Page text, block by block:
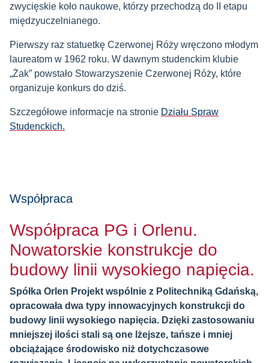
zwycięskie koło naukowe, którzy przechodzą do II etapu
międzyuczelnianego.
Pierwszy raz statuetkę Czerwonej Róży wręczono młodym
laureatom w 1962 roku. W dawnym studenckim klubie
„Żak” powstało Stowarzyszenie Czerwonej Róży, które
organizuje konkurs do dziś.
Szczegółowe informacje na stronie Działu Spraw
Studenckich.
Współpraca
Współpraca PG i Orlenu.
Nowatorskie konstrukcje do
budowy linii wysokiego napięcia.
Spółka Orlen Projekt wspólnie z Politechniką Gdańską,
opracowała dwa typy innowacyjnych konstrukcji do
budowy linii wysokiego napięcia. Dzięki zastosowaniu
mniejszej ilości stali są one lżejsze, tańsze i mniej
obciążające środowisko niż dotychczasowe